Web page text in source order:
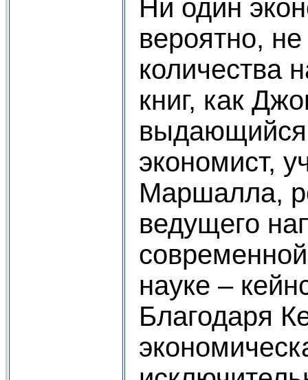
Ни один
вероятно, не
количества
книг, как
выдающийся
экономист,
Маршалла,
ведущего
науке –
Благодаря